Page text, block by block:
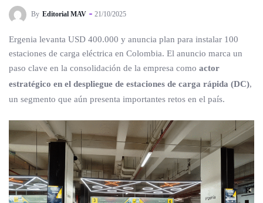
By Editorial MAV 21/10/2025
Ergenia levanta USD 400.000 y anuncia plan para instalar 100
estaciones de carga eléctrica en Colombia. El anuncio marca un
paso clave en la consolidación de la empresa como actor
estratégico en el despliegue de estaciones de carga rápida (DC),
un segmento que aún presenta importantes retos en el país.